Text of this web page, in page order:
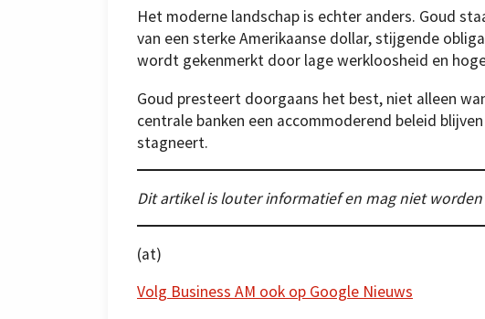
Het moderne landschap is echter anders. Goud
van een sterke Amerikaanse dollar, stijgende
wordt gekenmerkt door lage werkloosheid en
Goud presteert doorgaans het best, niet alleen
centrale banken een accommoderend beleid
stagneert.
Dit artikel is louter informatief en mag niet
(at)
Volg Business AM ook op Google Nieuws